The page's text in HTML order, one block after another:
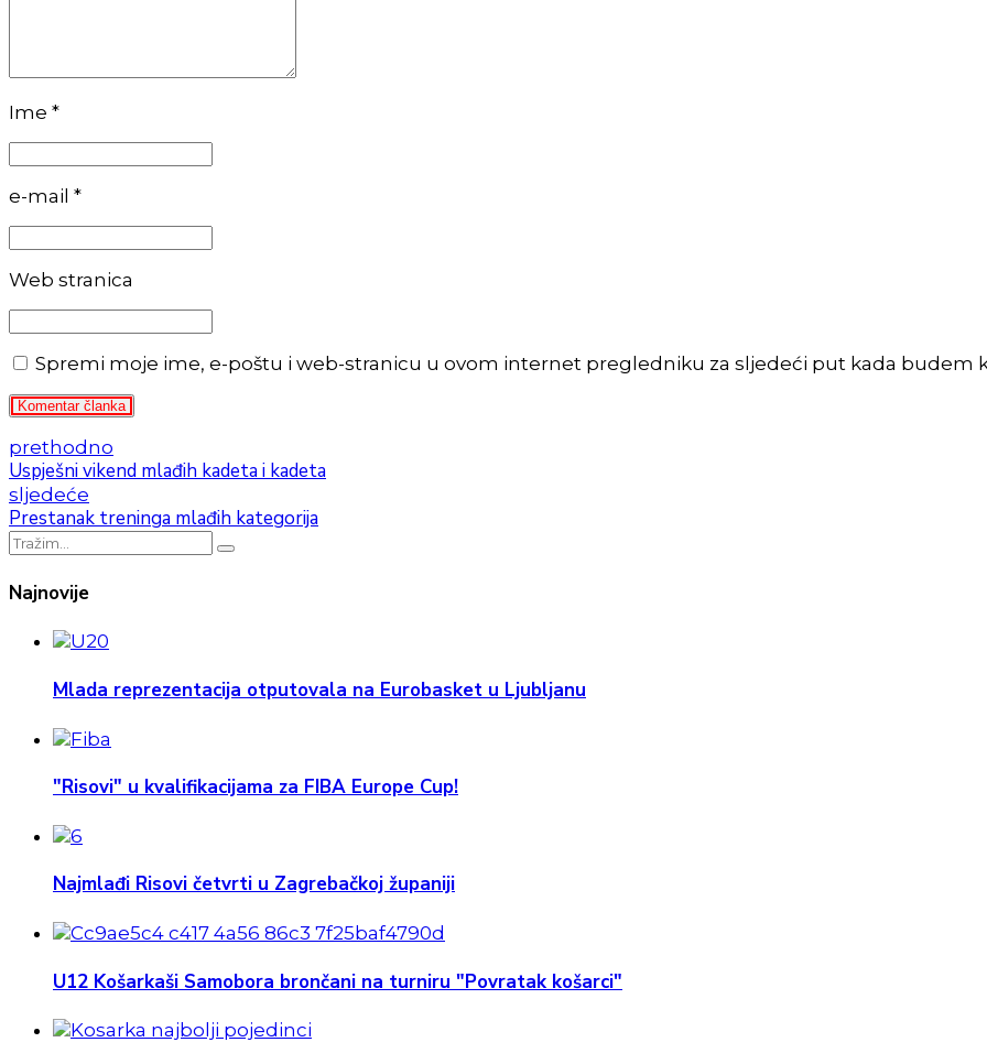
Ime *
e-mail *
Web stranica
Spremi moje ime, e-poštu i web-stranicu u ovom internet pregledniku za sljedeći put kada budem
Komentar članka
prethodno
Uspješni vikend mlađih kadeta i kadeta
sljedeće
Prestanak treninga mlađih kategorija
Najnovije
Mlada reprezentacija otputovala na Eurobasket u Ljubljanu
"Risovi" u kvalifikacijama za FIBA Europe Cup!
Najmlađi Risovi četvrti u Zagrebačkoj županiji
U12 Košarkaši Samobora brončani na turniru "Povratak košarci"